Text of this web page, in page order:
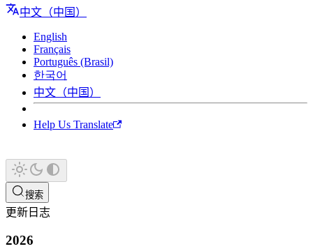
中文（中国）
English
Français
Português (Brasil)
한국어
中文（中国）
Help Us Translate
搜索
更新日志
2026